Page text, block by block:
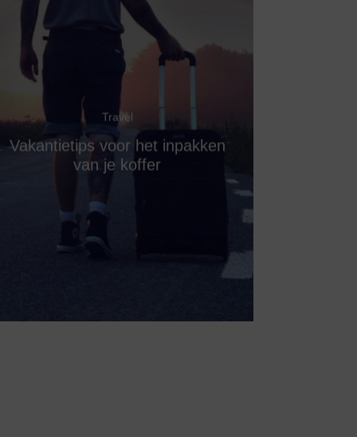
Travel
Vakantietips voor het inpakken
van je koffer